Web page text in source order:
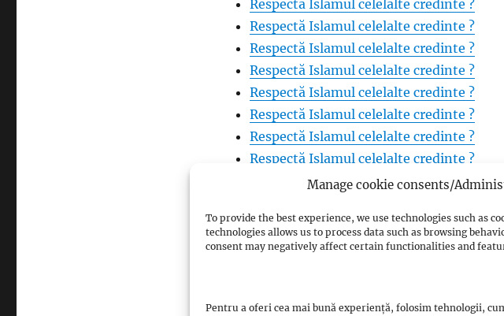
Manage cookie consents/
To provide the best experience, we use technologies such as
technologies allows us to process data such as browsing
consent may negatively affect certain functionalities and
Pentru a oferi cea mai bună experiență, folosim tehnologii,
Respectă Islamul celelalte credinte ?
Respectă Islamul celelalte credinte ?
Respectă Islamul celelalte credinte ?
Respectă Islamul celelalte credinte ?
Respectă Islamul celelalte credinte ?
Respectă Islamul celelalte credinte ?
Respectă Islamul celelalte credinte ?
Respectă Islamul celelalte credinte ?
Respectă Islamul celelalte credinte ?
Respectă Islamul celelalte credinte ?
Respectă Islamul celelalte credinte ?
Respectă Islamul celelalte credinte ?